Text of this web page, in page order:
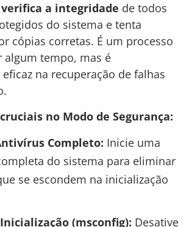
verifica a integridade de todos
do sistema e tenta
cópias corretas. É um processo
algum tempo, mas é
na recuperação de falhas
no Modo de Segurança:
Completo: Inicie uma
do sistema para eliminar
se escondem na inicialização
(msconfig): Desative